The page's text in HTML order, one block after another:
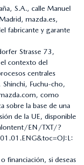
S.A., calle Manuel
mazda.es,
fabricante y garante
Strasse 73,
contexto del
centrales
Fuchu-cho,
como
sobre la base de una
de la UE, disponible
EN/TXT/?
financiación, si deseas